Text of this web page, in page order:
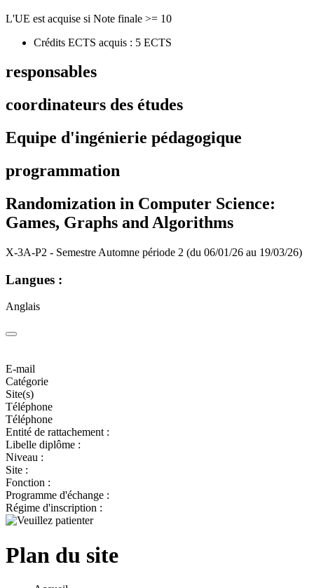
L'UE est acquise si Note finale >= 10
Crédits ECTS acquis : 5 ECTS
responsables
coordinateurs des études
Equipe d'ingénierie pédagogique
programmation
Randomization in Computer Science:
Games, Graphs and Algorithms
X-3A-P2 - Semestre Automne période 2 (du 06/01/26 au 19/03/26)
Langues :
Anglais
E-mail
Catégorie
Site(s)
Téléphone
Téléphone
Entité de rattachement :
Libelle diplôme :
Niveau :
Site :
Fonction :
Programme d'échange :
Régime d'inscription :
Plan du site